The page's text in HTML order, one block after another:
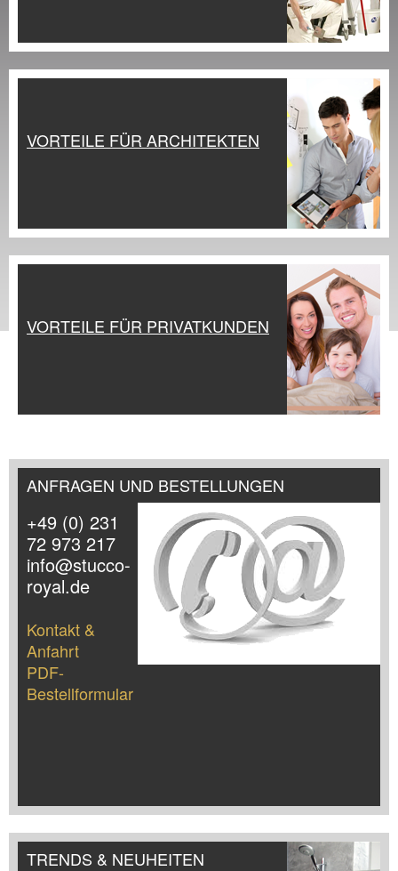
VORTEILE FÜR ARCHITEKTEN
VORTEILE FÜR PRIVATKUNDEN
ANFRAGEN UND BESTELLUNGEN
+49 (0) 231
72 973 217
info@stucco-
royal.de
Kontakt &
Anfahrt
PDF-
Bestellformular
TRENDS & NEUHEITEN